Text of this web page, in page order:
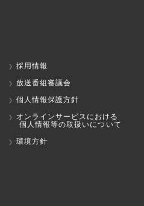
採用情報
放送番組審議会
個人情報保護方針
オンラインサービスにおける
個人情報等の取扱いについて
環境方針